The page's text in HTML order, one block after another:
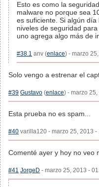
Esto es como la
malware no porque sea
es suficiente. Si algún
niveles de seguridad
uno agrega algo más de
#38.1 anv (enlace) - marzo
Solo vengo a estrenar el
#39 Gustavo (enlace) - marzo
Esta prueba no es spam...
#40 varilla120 - marzo 25, 2013
Comenté ayer y hoy no veo
#41 JorgeD - marzo 25, 2013 -